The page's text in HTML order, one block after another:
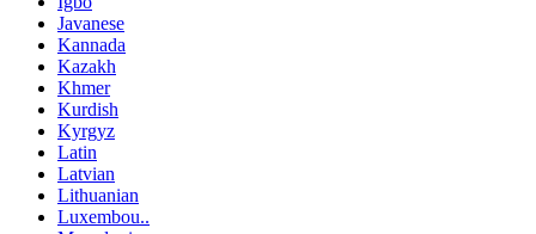
Javanese
Kannada
Kazakh
Khmer
Kurdish
Kyrgyz
Latin
Latvian
Lithuanian
Luxembou..